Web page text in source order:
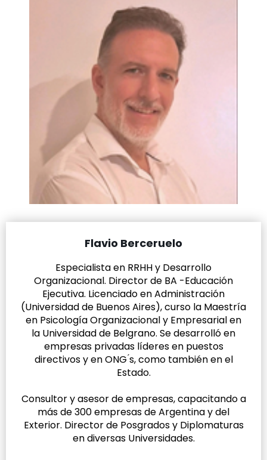
Flavio Berceruelo
Especialista en RRHH y Desarrollo
Organizacional. Director de BA -Educación
Ejecutiva. Licenciado en Administración
(Universidad de Buenos Aires), curso la Maestría
en Psicología Organizacional y Empresarial en
la Universidad de Belgrano. Se desarrolló en
empresas privadas líderes en puestos
directivos y en ONG ́s, como también en el
Estado.
Consultor y asesor de empresas, capacitando a
más de 300 empresas de Argentina y del
Exterior. Director de Posgrados y Diplomaturas
en diversas Universidades.